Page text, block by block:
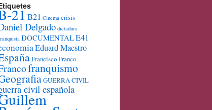
21B21 Cinema crisis
Delgado dictadura
DOCUMENTALE41
Eduard Maestro
Francisco Franco
franquismo
GUERRA CIVIL
civil española